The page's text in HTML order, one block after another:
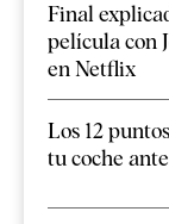
Final
película con
en Netflix
Los 12
tu coche